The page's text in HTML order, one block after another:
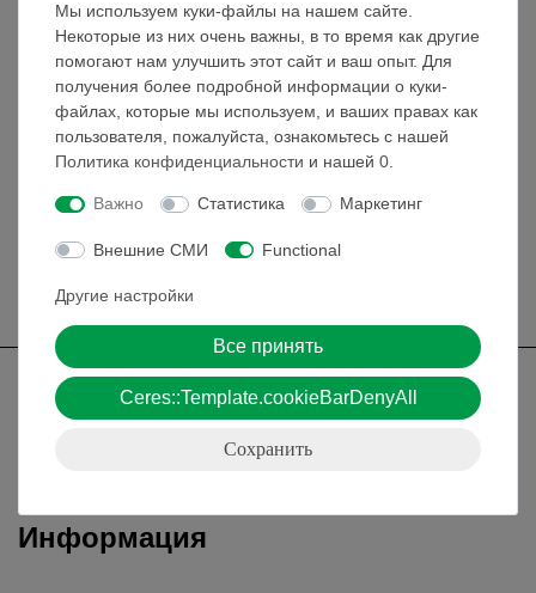
Тип: Na
Светящаяся поверхность (мм): 15 x 6,5
Nach oben
Информация
Мы используем куки-файлы на нашем сайте.
Некоторые из них очень важны, в то время как другие
помогают нам улучшить этот сайт и ваш опыт. Для
получения более подробной информации о куки-
файлах, которые мы используем, и ваших правах как
пользователя, пожалуйста, ознакомьтесь с нашей
Политика конфиденциальности и нашей 0
Важно Статистика Маркетинг
Внешние СМИ Functional
Другие настройки
Все принять
Ceres::Template.cookieBarDenyAll
Сохранить